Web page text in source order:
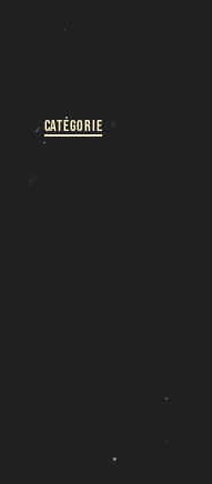
CATÉGORIE
DES FÊTES
28 et 29 déc. de 09h à 22h
30 déc. de 11h à 22h